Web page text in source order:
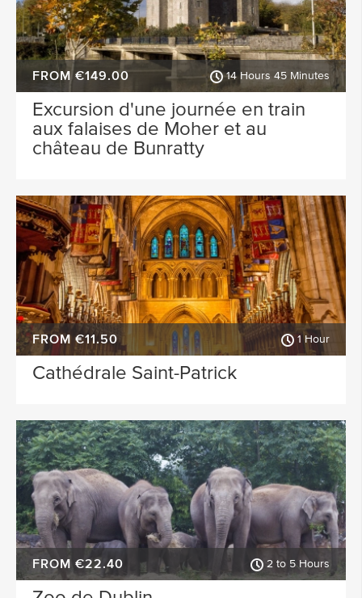
FROM €149.00 14 Hours 45 Minutes
Excursion d'une journée en train
aux falaises de Moher et au
château de Bunratty
FROM €11.50 1 Hour
Cathédrale Saint-Patrick
FROM €22.40 2 to 5 Hours